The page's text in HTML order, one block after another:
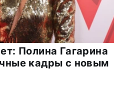
Полина Гагарина
кадры с новым